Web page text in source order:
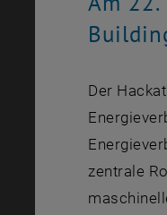
Der
zentrale